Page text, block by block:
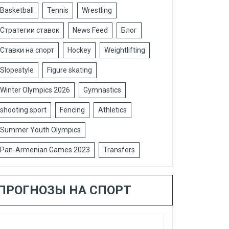
Basketball Tennis Wrestling
Стратегии ставок News Feed Блог
Ставки на спорт Hockey Weightlifting
Slopestyle Figure skating
Winter Olympics 2026 Gymnastics
shooting sport Fencing Athletics
Summer Youth Olympics
Pan-Armenian Games 2023 Transfers
НА СПОРТ